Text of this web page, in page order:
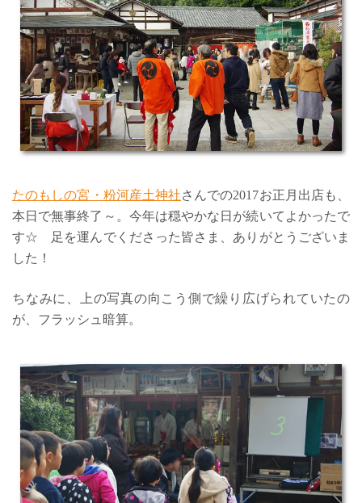
たのもしの宮・粉河産土神社さんでの2017お正月出店も、
本日で無事終了～。今年は穏やかな日が続いてよかったで
す☆ 足を運んでくださった皆さま、ありがとうございま
した！
ちなみに、上の写真の向こう側で繰り広げられていたの
が、フラッシュ暗算。